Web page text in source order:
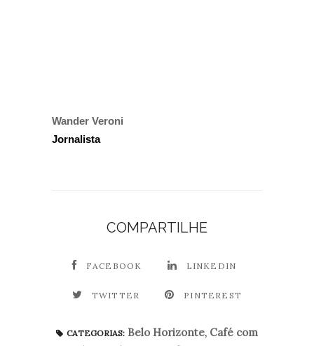
Wander Veroni
Jornalista
COMPARTILHE
FACEBOOK LINKEDIN
TWITTER PINTEREST
CATEGORIAS: Belo Horizonte, Café com